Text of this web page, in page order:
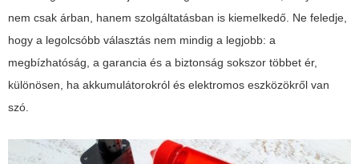
nem csak árban, hanem szolgáltatásban is kiemelkedő. Ne feledje,
hogy a legolcsóbb választás nem mindig a legjobb: a
megbízhatóság, a garancia és a biztonság sokszor többet ér,
különösen, ha akkumulátorokról és elektromos eszközökről van
szó.